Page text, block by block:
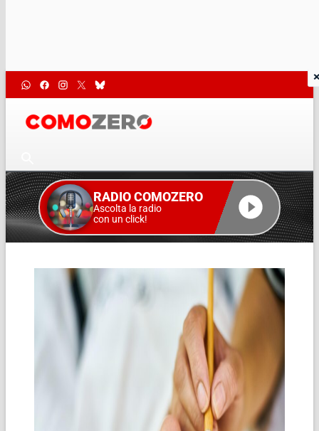
RADIO COMOZERO
Ascolta la radio
con un click!